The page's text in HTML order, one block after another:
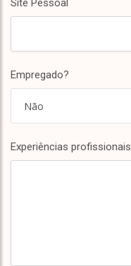
Site Pessoal
Empregado?
Não
Experiências profissionais